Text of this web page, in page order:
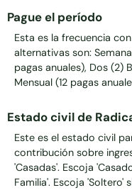
Pague el período
Esta es la frecuencia
alternativas son:
pagas anuales), Dos (2)
Mensual (12 pagas
Estado civil de
Este es el estado civil
contribución sobre
'Casadas'. Escoja
Familia'. Escoja 'Soltero'